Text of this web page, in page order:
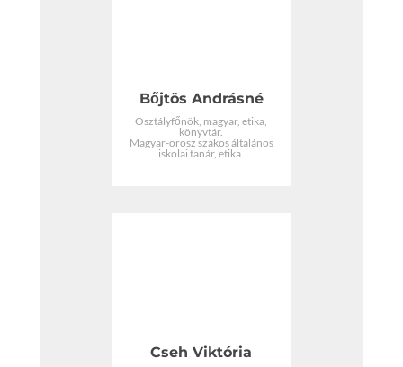
Bőjtös Andrásné
Osztályfőnök, magyar, etika,
könyvtár.
Magyar-orosz szakos általános
iskolai tanár, etika.
Cseh Viktória